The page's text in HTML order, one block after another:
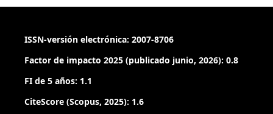
ISSN-versión electrónica: 2007-8706
Factor de impacto 2025 (publicado junio, 2026): 0.8
FI de 5 años: 1.1
CiteScore (Scopus, 2025): 1.6